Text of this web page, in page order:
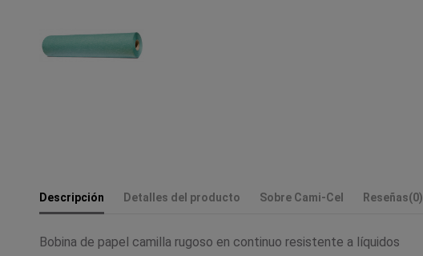
Descripción Detalles del producto Sobre Cami-Cel Reseñas(0)
Bobina de papel camilla rugoso en continuo resistente a líquidos